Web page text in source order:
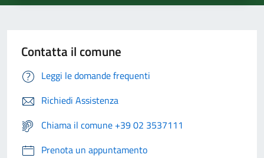
Contatta il comune
Leggi le domande frequenti
Richiedi Assistenza
Chiama il comune +39 02 3537111
Prenota un appuntamento